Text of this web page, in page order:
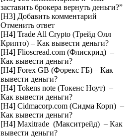
заставить брокера вернуть деньги?”
[H3] Добавить комментарий
Отменить ответ
[H4] Trade All Crypto (Трейд Олл
Крипто) – Как вывести деньги?
[H4] Flioscread.com (Флискрид) –
Как вывести деньги?
[H4] Forex GB (Форекс ГБ) – Как
вывести деньги?
[H4] Tokens note (Токенс Ноут) –
Как вывести деньги?
[H4] Cidmacorp.com (Сидма Корп) –
Как вывести деньги?
[H4] Maxitrade (Макситрейд) – Как
вывести деньги?